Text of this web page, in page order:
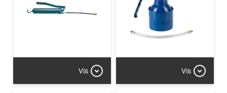
Vis Vis